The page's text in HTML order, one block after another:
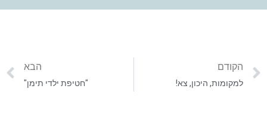
הקודם
למקומות, היכון, צא!
הבא
"חטיפת ילדי תימן"